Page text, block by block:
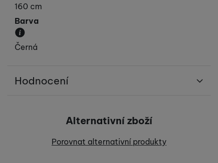
160 cm
Barva
Převládající barva výrobku.
Černá
Hodnocení
Recenze
Alternativní zboží
Porovnat alternativní produkty